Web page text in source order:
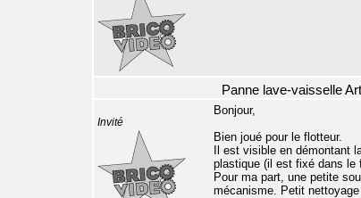
Panne lave-vaisselle
Invité
Bonjour,
Bien joué pour le flotteur.
Il est visible en démontant
plastique (il est fixé dans le
Pour ma part, une petite
mécanisme. Petit